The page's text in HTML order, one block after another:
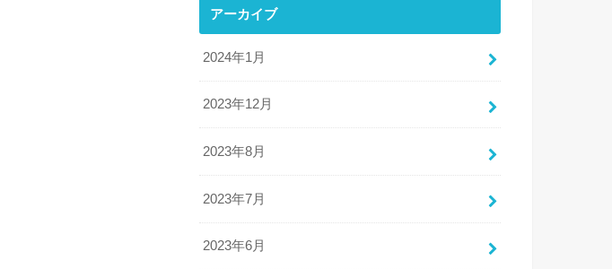
アーカイブ
2024年1月
2023年12月
2023年8月
2023年7月
2023年6月